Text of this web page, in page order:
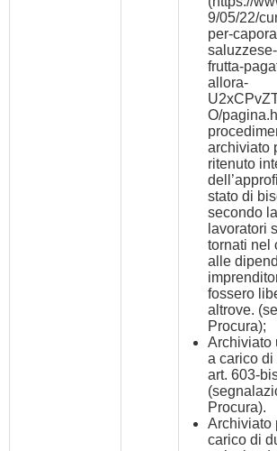
9/05/22/
per-
frutta-
allora-
O/
archiviato
ritenuto
stato di
secondo
lavoratori
tornati nel
alle
fossero
altrove.
Procura);
Archiviato
a carico
art. 603-
Procura).
Archiviato
carico di